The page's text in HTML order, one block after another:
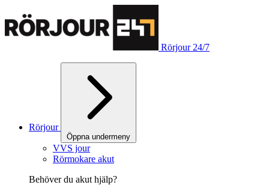
Rörjour 24/7
Rörjour
Öppna undermeny
VVS jour
Rörmokare akut
Behöver du akut hjälp?